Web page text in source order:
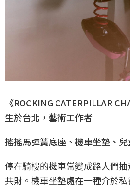
《ROCKING CATERPILLAR
生於台北，藝術工作者
搖搖馬彈簧底座、機車坐墊、
停在騎樓的機車常變成路人們
共財。機車坐墊處在一種介於